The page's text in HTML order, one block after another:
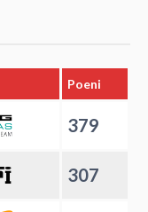
Poeni
379
307